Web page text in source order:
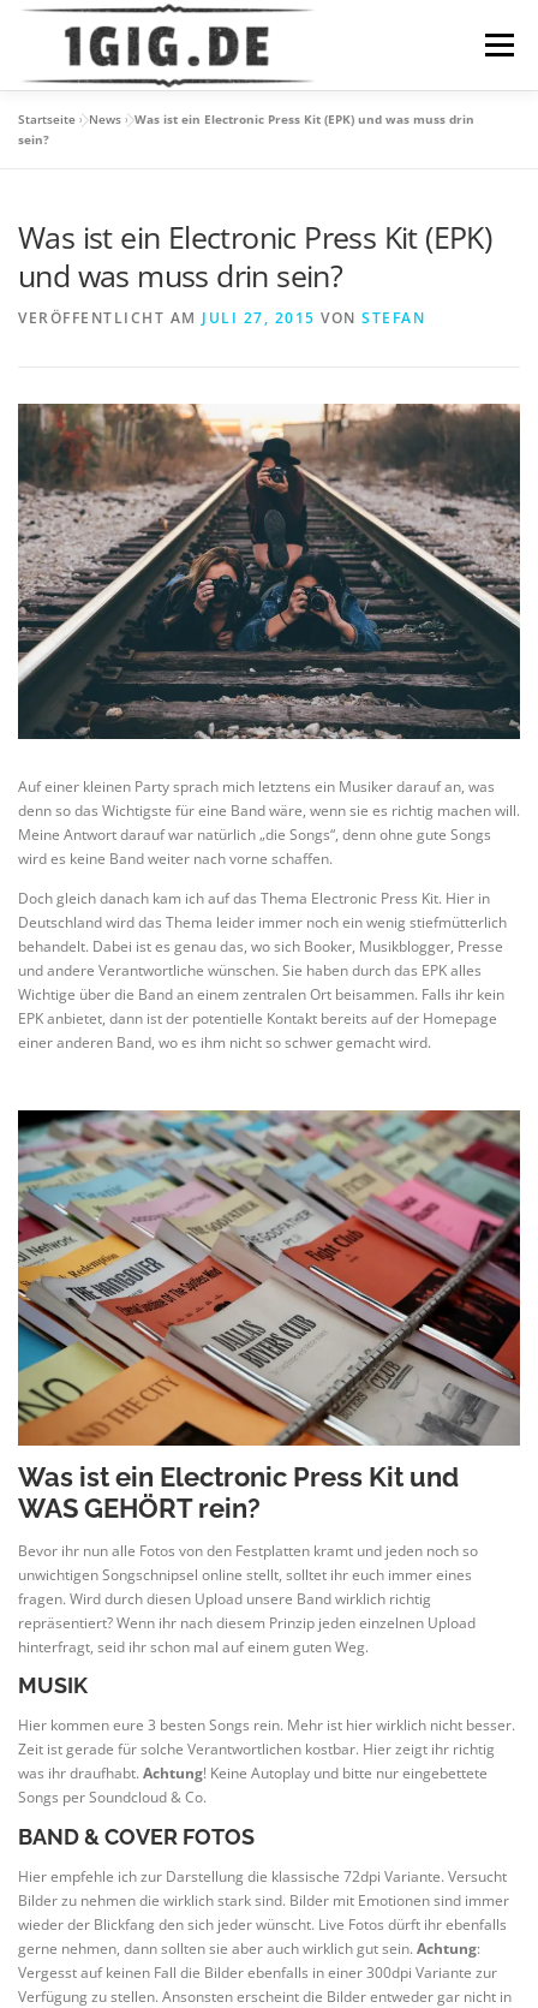
Zum
Menü
DATENSCHUTZ
Startseite »News »Was ist ein Electronic Press Kit (EPK) und was muss drin
sein?
Was ist ein Electronic Press Kit (EPK)
und was muss drin sein?
VERÖFFENTLICHT AM JULI 27, 2015 VON STEFAN
Auf einer kleinen Party sprach mich letztens ein Musiker darauf an, was
denn so das Wichtigste für eine Band wäre, wenn sie es richtig machen will.
Meine Antwort darauf war natürlich „die Songs“, denn ohne gute Songs
wird es keine Band weiter nach vorne schaffen.
Doch gleich danach kam ich auf das Thema Electronic Press Kit. Hier in
Deutschland wird das Thema leider immer noch ein wenig stiefmütterlich
behandelt. Dabei ist es genau das, wo sich Booker, Musikblogger, Presse
und andere Verantwortliche wünschen. Sie haben durch das EPK alles
Wichtige über die Band an einem zentralen Ort beisammen. Falls ihr kein
EPK anbietet, dann ist der potentielle Kontakt bereits auf der Homepage
einer anderen Band, wo es ihm nicht so schwer gemacht wird.
Was ist ein Electronic Press Kit und
WAS GEHÖRT rein?
Bevor ihr nun alle Fotos von den Festplatten kramt und jeden noch so
unwichtigen Songschnipsel online stellt, solltet ihr euch immer eines
fragen. Wird durch diesen Upload unsere Band wirklich richtig
repräsentiert? Wenn ihr nach diesem Prinzip jeden einzelnen Upload
hinterfragt, seid ihr schon mal auf einem guten Weg.
MUSIK
Hier kommen eure 3 besten Songs rein. Mehr ist hier wirklich nicht besser.
Zeit ist gerade für solche Verantwortlichen kostbar. Hier zeigt ihr richtig
was ihr draufhabt. Achtung! Keine Autoplay und bitte nur eingebettete
Songs per Soundcloud & Co.
BAND & COVER FOTOS
Hier empfehle ich zur Darstellung die klassische 72dpi Variante. Versucht
Bilder zu nehmen die wirklich stark sind. Bilder mit Emotionen sind immer
wieder der Blickfang den sich jeder wünscht. Live Fotos dürft ihr ebenfalls
gerne nehmen, dann sollten sie aber auch wirklich gut sein. Achtung:
Vergesst auf keinen Fall die Bilder ebenfalls in einer 300dpi Variante zur
Verfügung zu stellen. Ansonsten erscheint die Bilder entweder gar nicht in